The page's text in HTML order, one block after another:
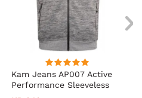
Kam Jeans AP007 Active
Performance Sleeveless
Hoody Grey